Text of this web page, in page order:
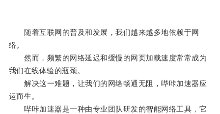
随着互联网的普及和发展，我们越来越多地依赖于网
络。
然而，频繁的网络延迟和缓慢的网页加载速度常常成为
我们在线体验的瓶颈。
解决这一难题，让我们的网络畅通无阻，哔咔加速器应
运而生。
哔咔加速器是一种由专业团队研发的智能网络工具，它